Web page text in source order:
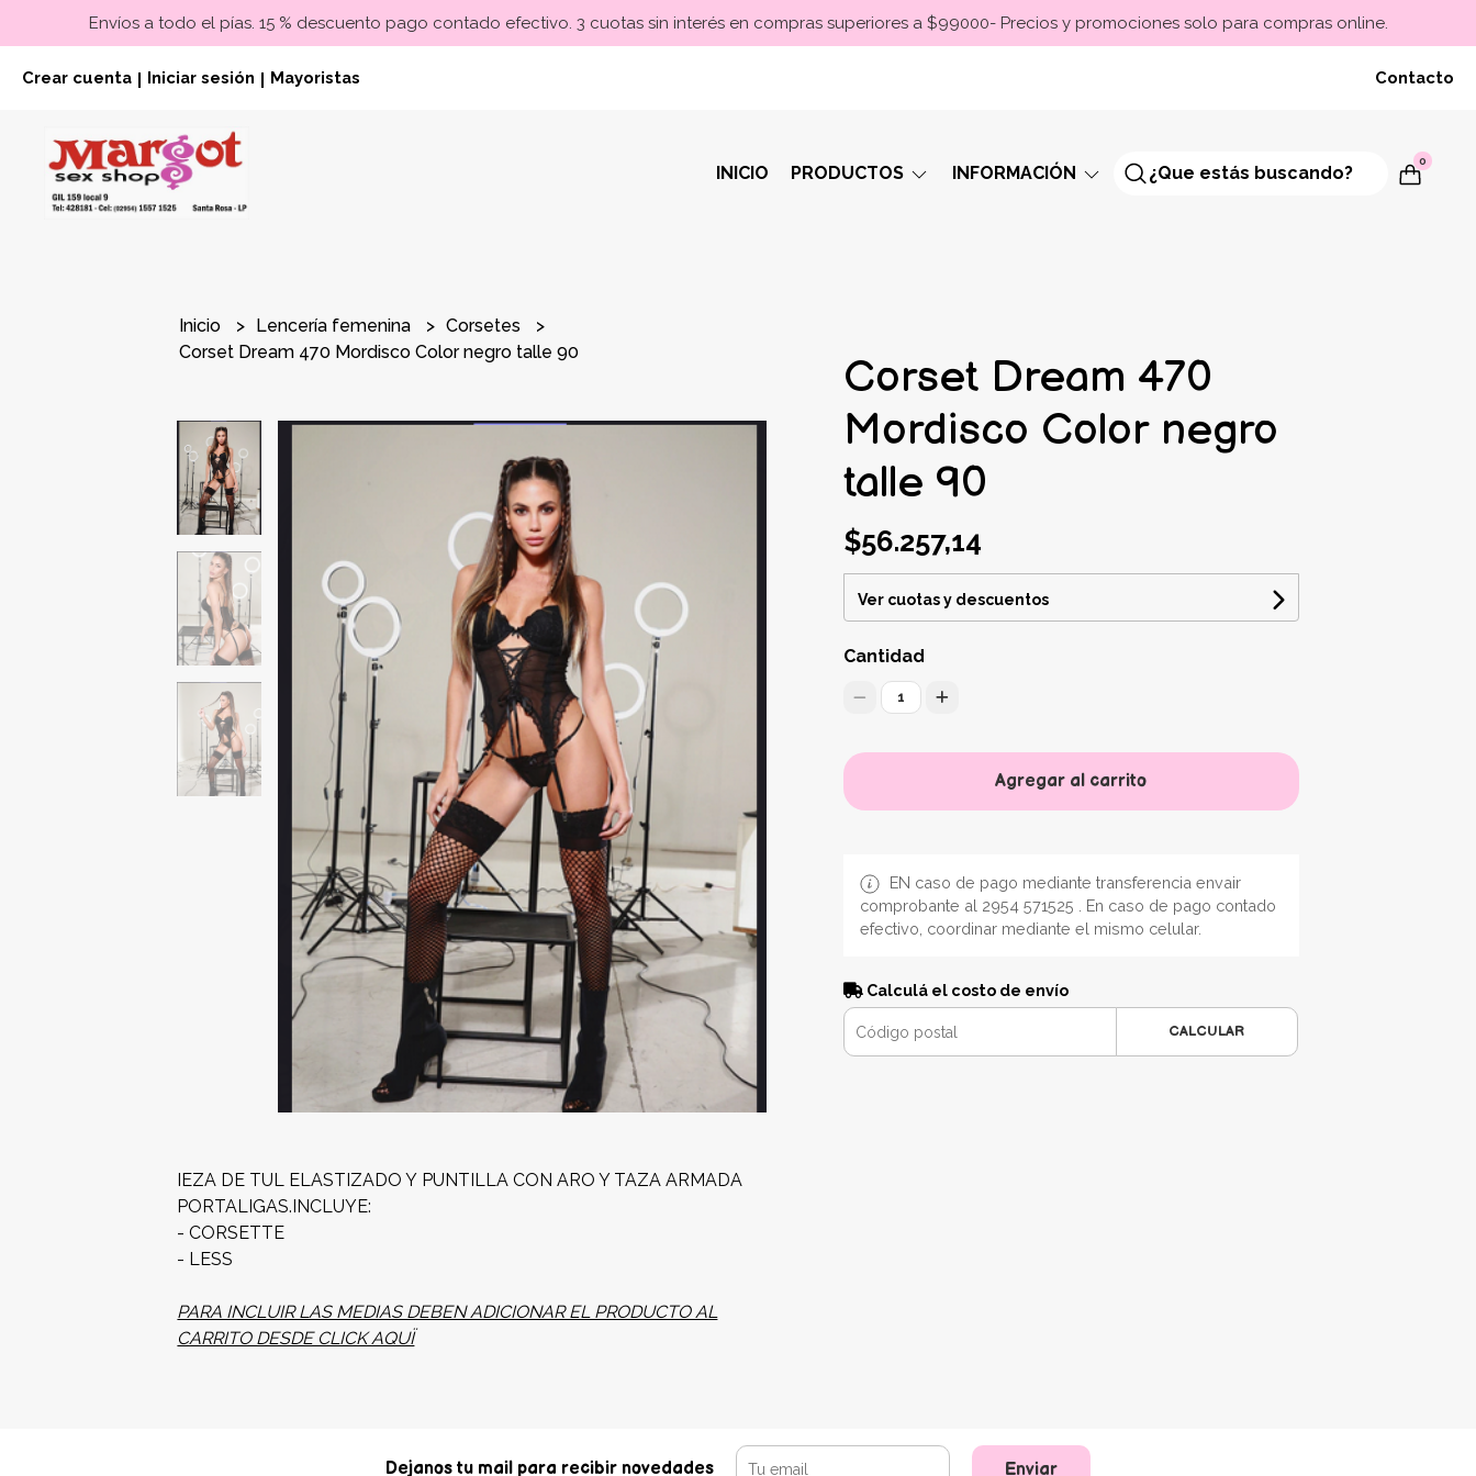
Envíos a todo el pías. 15 % descuento pago contado efectivo. 3 cuotas sin interés en compras superiores a $99000- Precios y promociones solo para compras online.
Crear cuenta Iniciar sesión Mayoristas Contacto
INICIO PRODUCTOS INFORMACIÓN
0
Inicio Lencería femenina
Corsetes
Corset Dream 470 Mordisco Color negro talle 90
IEZA DE TUL ELASTIZADO Y PUNTILLA CON ARO Y TAZA ARMADA
PORTALIGAS.INCLUYE:
- CORSETTE
- LESS
PARA INCLUIR LAS MEDIAS DEBEN ADICIONAR EL PRODUCTO AL
CARRITO DESDE CLICK AQUÏ
Corset Dream 470
Mordisco Color negro
talle 90
$56.257,14
Ver cuotas y descuentos
Cantidad
1
Agregar al carrito
EN caso de pago mediante transferencia envair
comprobante al 2954 571525 . En caso de pago contado
efectivo, coordinar mediante el mismo celular.
Calculá el costo de envío
CALCULAR
Dejanos tu mail para recibir novedades Enviar